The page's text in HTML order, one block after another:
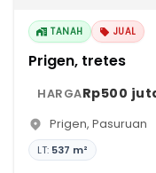
TANAH JUAL
Prigen, tretes
HARGARp500
Prigen, Pasuruan
LT: 537 m²